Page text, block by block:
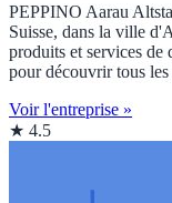
PEPPINO Aarau
Suisse, dans la ville
produits et services
pour découvrir tous
Voir l'entreprise »
★ 4.5